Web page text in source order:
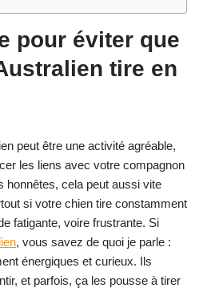
pour éviter que
tire en
peut être une activité agréable,
les liens avec votre compagnon
honnêtes, cela peut aussi vite
si votre chien tire constamment
fatigante, voire frustrante. Si
, vous savez de quoi je parle :
énergiques et curieux. Ils
et parfois, ça les pousse à tirer